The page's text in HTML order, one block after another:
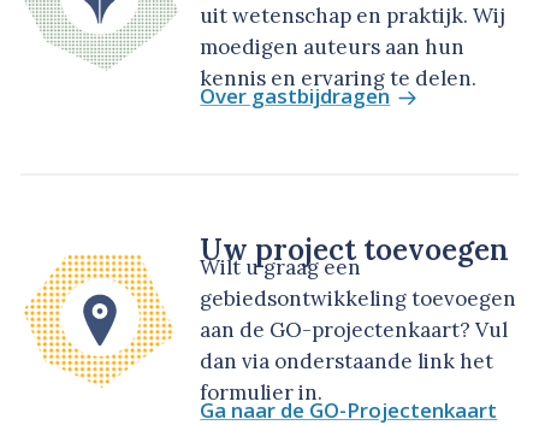
uit wetenschap en praktijk. Wij
moedigen auteurs aan hun
kennis en ervaring te delen.
Over gastbijdragen
Uw project toevoegen
Wilt u graag een
gebiedsontwikkeling toevoegen
aan de GO-projectenkaart? Vul
dan via onderstaande link het
formulier in.
Ga naar de GO-Projectenkaart